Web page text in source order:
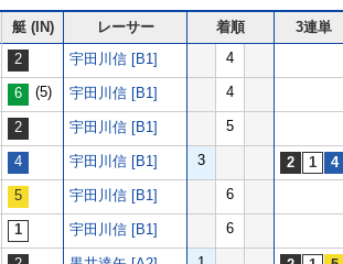
艇 (IN) レーサー 着順
3連単
宇田川信 [B1] 4
(5) 宇田川信 [B1] 4
宇田川信 [B1] 5
宇田川信 [B1] 3
宇田川信 [B1] 6
宇田川信 [B1] 6